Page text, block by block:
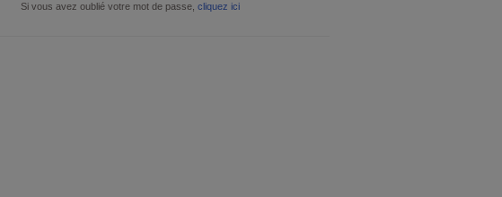
Si vous avez oublié votre mot de passe, cliquez ici